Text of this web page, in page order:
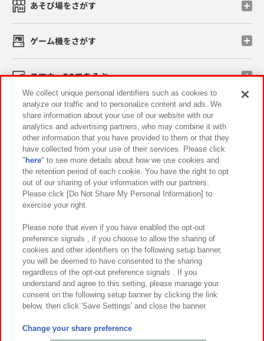
あそび場をさがす
ゲーム機をさがす
スマホ・PCであそぶ
イベント・キャンペーン
関連会社 サステナビリティ サイトポリシー
プライバシーポリシー ウェブアクセシビリティ方針と検証結果
お取引先さまとともに
カスタマーハラスメント対応方針 よくあるご質問・お問い合わせ
©Bandai Namco Amusement Inc.
©Bandai Namco Amusement Lab Inc.
We collect unique personal identifiers such as cookies to
analyze our traffic and to personalize content and ads. We
share information about your use of our website with our
analytics and advertising partners, who may combine it with
other information that you have provided to them or that they
have collected from your use of their services. Please click
" here" to see more details about how we use cookies and
the retention period of each cookie. You have the right to opt
out of our sharing of your information with our partners.
Please click [Do Not Share My Personal Information] to
exercise your right.
Please note that even if you have enabled the opt-out
preference signals , if you choose to allow the sharing of
cookies and other identifiers on the following setup banner,
you will be deemed to have consented to the sharing
regardless of the opt-out preference signals . If you
understand and agree to this setting, please manage your
consent on the following setup banner by clicking the link
below, then click 'Save Settings' and close the banner.
Change your share preference